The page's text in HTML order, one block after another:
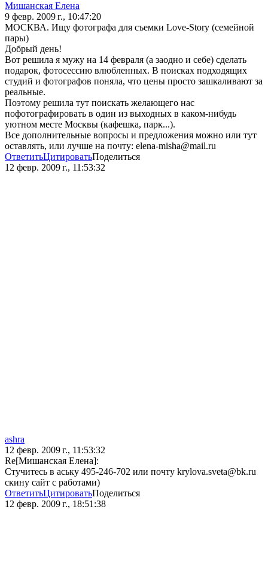
Мишанская Елена
9 февр. 2009 г., 10:47:20
МОСКВА. Ищу фотографа для съемки Love-Story (семейной
пары)
Добрый день!
Вот решила я мужу на 14 февраля (а заодно и себе) сделать
подарок, фотосессию влюбленных. В поисках подходящих
студий и фотографов поняла, что цены просто зашкаливают за
реальные.
Поэтому решила тут поискать желающего нас
пофотографировать в один из выходных в каком-нибудь
уютном месте Москвы (кафешка, парк...).
Все дополнительные вопросы и предложения можно или тут
оставлять, или лучше на почту: elena-misha@mail.ru
ОтветитьЦитироватьПоделиться
12 февр. 2009 г., 11:53:32
ashra
12 февр. 2009 г., 11:53:32
Re[Мишанская Елена]:
Стучитесь в аську 495-246-702 или почту krylova.sveta@bk.ru
скину сайт с работами)
ОтветитьЦитироватьПоделиться
12 февр. 2009 г., 18:51:38